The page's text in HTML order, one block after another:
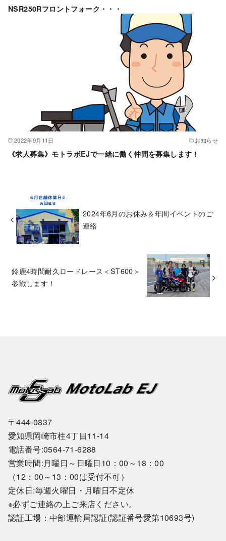
NSR250Rフロントフォーク・・・
2022年9月11日 お知らせ
《求人募集》モトラボEJで一緒に働く仲間を募集します！
2024年6月のお休み＆年間イベントのご
連絡
鈴鹿4時間耐久ロードレース＜ST600＞
参戦します！
〒444-0837
愛知県岡崎市柱4丁目11-14
電話番号:0564-71-6288
営業時間:月曜日～日曜日10：00～18：00
（12：00～13：00は受付不可）
定休日:毎週火曜日・月曜日不定休
※必ずご連絡の上ご来店ください。
認証工場：中部運輸局認証(認証番号愛第10693号)